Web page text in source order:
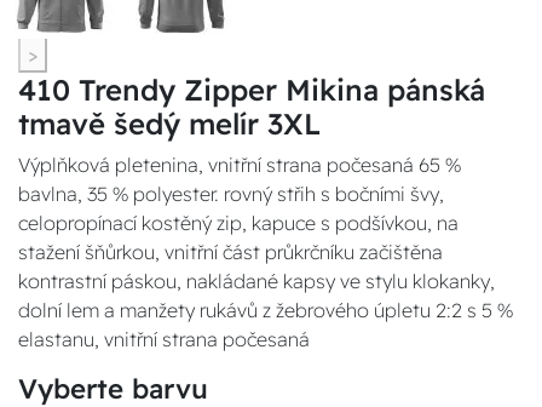
>
410 Trendy Zipper Mikina pánská
tmavě šedý melír 3XL
Výplňková pletenina, vnitřní strana počesaná 65 %
bavlna, 35 % polyester. rovný střih s bočními švy,
celopropínací kostěný zip, kapuce s podšívkou, na
stažení šňůrkou, vnitřní část průkrčníku začištěna
kontrastní páskou, nakládané kapsy ve stylu klokanky,
dolní lem a manžety rukávů z žebrového úpletu 2:2 s 5 %
elastanu, vnitřní strana počesaná
Vyberte barvu